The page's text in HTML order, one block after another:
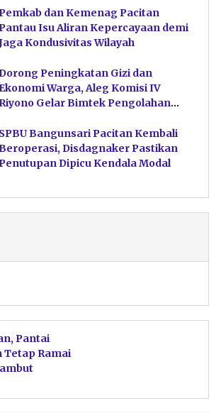
Pemkab dan Kemenag Pacitan
Pantau Isu Aliran Kepercayaan demi
Kondusivitas Wilayah
Dorong Peningkatan Gizi dan
Ekonomi Warga, Aleg Komisi IV
Riyono Gelar Bimtek Pengolahan
SPBU Bangunsari Pacitan Kembali
Disdagnaker Pastikan
Penutupan Dipicu Kendala Modal
Pantai
Tetap Ramai